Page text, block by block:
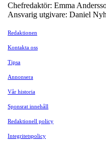
Chefredaktör: Emma
Ansvarig utgivare: Daniel
Redaktionen
Kontakta oss
Tipsa
Annonsera
Vår historia
Sponsrat innehåll
Redaktionell policy
Integritetspolicy